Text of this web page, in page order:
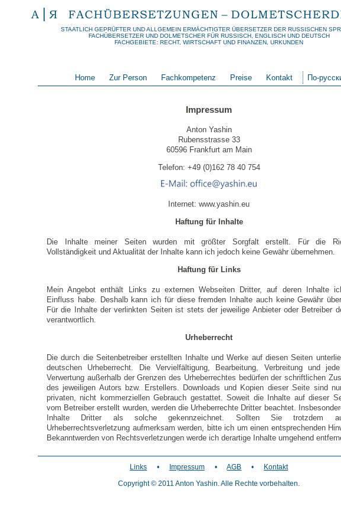
STAATLICH GEPRÜFTER UND ALLGEMEIN ERMÄCHTIGTER ÜBERSETZER DER RUSSISCHEN
FACHÜBERSETZER UND DOLMETSCHER FÜR RUSSISCH, ENGLISCH UND DEUTSCH
FACHGEBIETE: RECHT, WIRTSCHAFT UND FINANZEN, URKUNDEN
Home Zur Person Fachkompetenz Preise Kontakt По-
Impressum
Anton Yashin
Rubensstrasse 33
60596 Frankfurt am Main
Telefon: +49 (0)162 78 40 754
Internet: www.yashin.eu
Haftung für Inhalte
Die Inhalte meiner Seiten wurden mit größter Sorgfalt erstellt. Für die
Vollständigkeit und Aktualität der Inhalte kann ich jedoch keine Gewähr übernehmen.
Haftung für Links
Mein Angebot enthält Links zu externen Webseiten Dritter, auf deren Inhalte
Einfluss habe. Deshalb kann ich für diese fremden Inhalte auch keine Gewähr
Für die Inhalte der verlinkten Seiten ist stets der jeweilige Anbieter oder Betreiber
verantwortlich.
Urheberrecht
Die durch die Seitenbetreiber erstellten Inhalte und Werke auf diesen Seiten
deutschen Urheberrecht. Die Vervielfältigung, Bearbeitung, Verbreitung und
Verwertung außerhalb der Grenzen des Urheberrechtes bedürfen der schriftlichen
des jeweiligen Autors bzw. Erstellers. Downloads und Kopien dieser Seite sind
privaten, nicht kommerziellen Gebrauch gestattet. Soweit die Inhalte auf dieser
vom Betreiber erstellt wurden, werden die Urheberrechte Dritter beachtet.
Inhalte Dritter als solche gekennzeichnet. Sollten Sie trotzdem
Urheberrechtsverletzung aufmerksam werden, bitte ich um einen entsprechenden
Bekanntwerden von Rechtsverletzungen werde ich derartige Inhalte umgehend
Links • Impressum • AGB • Kontakt
Copyright © 2011 Anton Yashin. Alle Rechte vorbehalten.